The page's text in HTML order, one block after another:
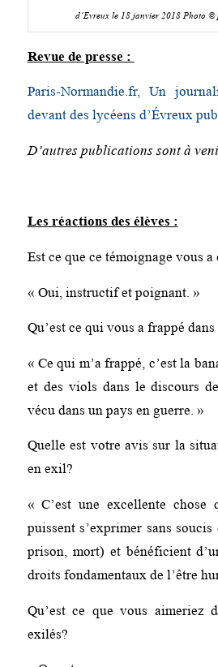
d’Evreux le 18 janvier 2018 Photo ©
Revue de presse :
Paris-Normandie.fr, Un
devant des lycéens d’Évreux
D’autres publications sont à
Les réactions des élèves :
Est ce que ce témoignage vous a
« Oui, instructif et poignant. »
Qu’est ce qui vous a frappé
« Ce qui m’a frappé, c’est la
et des viols dans le discours
vécu dans un pays en guerre. »
Quelle est votre avis sur la
en exil?
« C’est une excellente chose
puissent s’exprimer sans
prison, mort) et bénéficient
droits fondamentaux de l’être
Qu’est ce que vous aimeriez
exilés?